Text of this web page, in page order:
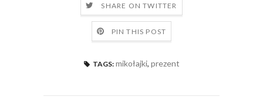
SHARE ON TWITTER
PIN THIS POST
TAGS: mikołajki, prezent